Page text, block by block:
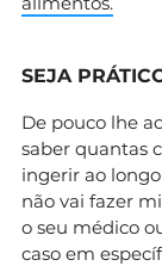
SEJA
De pouco lhe
saber quantas
ingerir ao
não vai fazer
o seu médico
caso em